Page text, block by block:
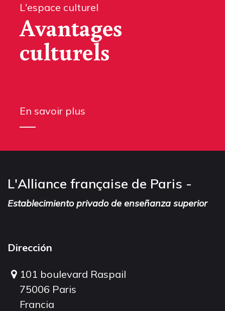
L'espace culturel
Avantages
culturels
En savoir plus
L'Alliance française de Paris -
Establecimiento privado de enseñanza superior
Dirección
101 boulevard Raspail
75006 Paris
Francia